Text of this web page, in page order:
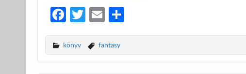
F
e
b
T
itt
er
E
ail
m
könyv fantasy